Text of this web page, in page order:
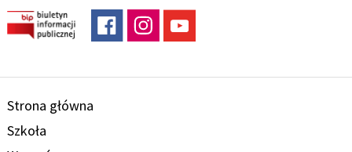
Strona główna
Szkoła